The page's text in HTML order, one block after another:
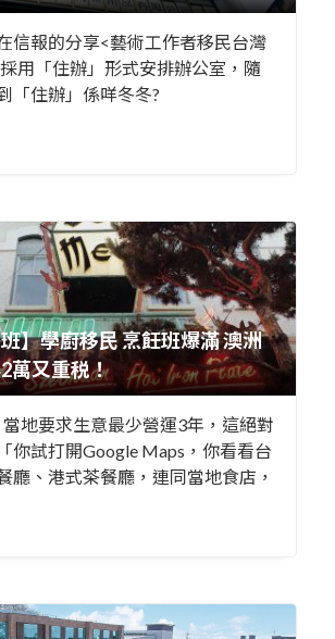
信報的分享<藝術工作者移民台灣
用「住辦」形式安排辦公室，隨
「住辦」係咩冬冬?
】學廚移民 烹飪班爆滿 澳洲
萬又重税！
當地要求生意最少營運3年，這絕對
你試打開Google Maps，你看看台
廳、港式茶餐廳，連同當地食店，